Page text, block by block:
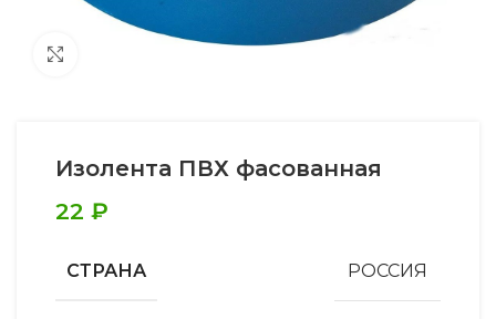
Изолента ПВХ фасованная
22 ₽
СТРАНА РОССИЯ